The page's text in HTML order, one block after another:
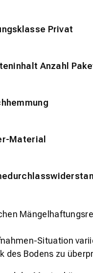
Privat
Anzahl
Material
Situation
des Bodens zu